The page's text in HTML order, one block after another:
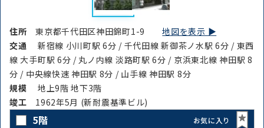
住所東京都千代田区神田錦町1-9地図を表示 ▶︎
交通
新宿線 小川町駅 6分 / 千代田線 新御茶ノ水駅 6分 / 東西
線 大手町駅 6分 / 丸ノ内線 淡路町駅 6分 / 京浜東北線 神田駅 8
分 / 中央線快速 神田駅 8分 / 山手線 神田駅 8分
規模
地上9階 地下3階
竣⼯ 1962年5月 (新耐震基準ビル)
5階 お気に入り